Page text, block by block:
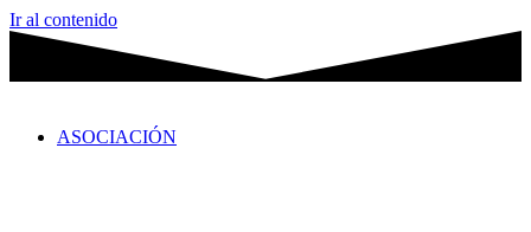
Ir al contenido
ASOCIACIÓN